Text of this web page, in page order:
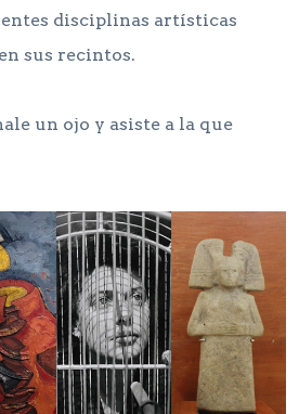
disciplinas artísticas
sus recintos.
un ojo y asiste a la que